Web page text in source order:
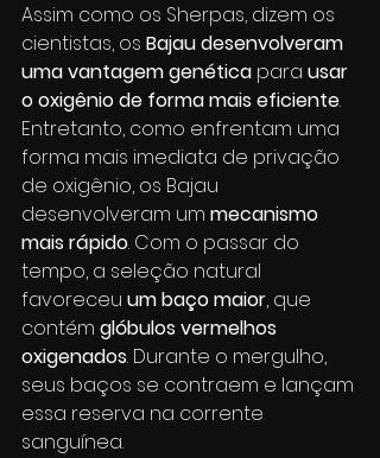
Assim como os Sherpas, dizem os
cientistas, os Bajau desenvolveram
uma vantagem genética para usar
o oxigênio de forma mais eficiente.
Entretanto, como enfrentam uma
forma mais imediata de privação
de oxigênio, os Bajau
desenvolveram um mecanismo
mais rápido. Com o passar do
tempo, a seleção natural
favoreceu um baço maior, que
contém glóbulos vermelhos
oxigenados. Durante o mergulho,
seus baços se contraem e lançam
essa reserva na corrente
sanguínea.